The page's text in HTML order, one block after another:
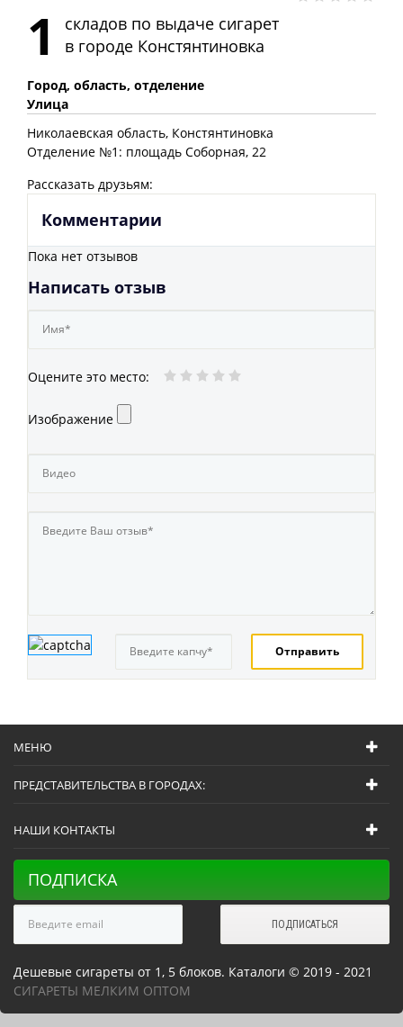
1
складов по выдаче сигарет
в городе Констянтиновка
Город, область, отделение
Улица
Николаевская область, Констянтиновка
Отделение №1: площадь Соборная, 22
Рассказать друзьям:
Комментарии
Пока нет отзывов
Написать отзыв
Оцените это место:
Изображение
МЕНЮ
ПРЕДСТАВИТЕЛЬСТВА В ГОРОДАХ:
НАШИ КОНТАКТЫ
ПОДПИСКА
Дешевые сигареты от 1, 5 блоков. Каталоги © 2019 - 2021
СИГАРЕТЫ МЕЛКИМ ОПТОМ